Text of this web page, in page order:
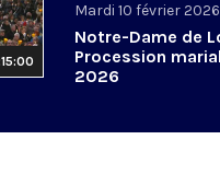
Mardi 10 février 2026
Notre-Dame de
Procession
2026